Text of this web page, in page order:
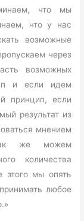
что мы
что у нас
возможные
через
возможных
и если идем
принцип, если
результат из
мнением
так же можем
количества
этого мы опять
любое